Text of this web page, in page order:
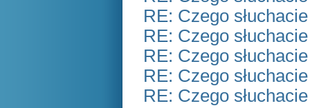
RE: Czego
RE: Czego
RE: Czego
RE: Czego
RE: Czego